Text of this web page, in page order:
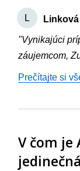
L
"Vynikajúci
záujemcom,
Prečítajte si
V čom je